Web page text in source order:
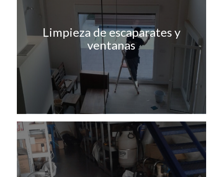
Limpieza de escaparates y
ventanas